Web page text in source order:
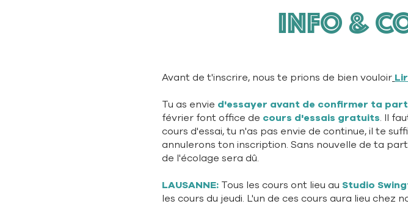
INFO &
Avant de t'inscrire, nous te prions de bien vouloir
Tu as envie d'essayer avant de confirmer ta
février font office de cours d'essais gratuits. Il
cours d'essai, tu n'as pas envie de continue, il te
annulerons ton inscription. Sans nouvelle de ta
de l'écolage sera dû.
LAUSANNE: Tous les cours ont lieu au Studio
les cours du jeudi. L'un de ces cours aura lieu chez